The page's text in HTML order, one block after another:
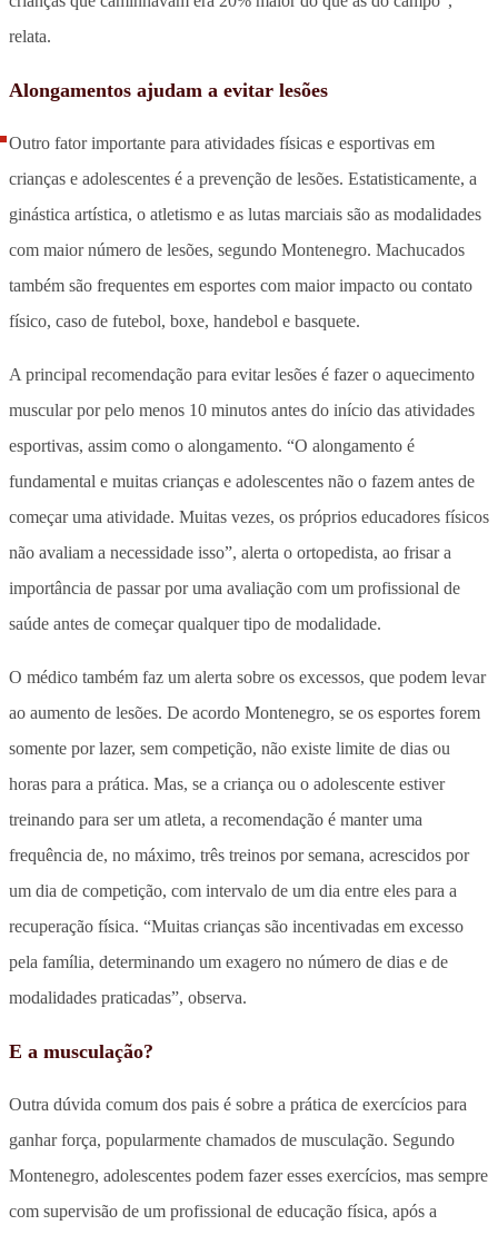
relata.
Alongamentos ajudam a evitar lesões
Outro fator importante para atividades físicas e esportivas em
crianças e adolescentes é a prevenção de lesões. Estatisticamente, a
ginástica artística, o atletismo e as lutas marciais são as modalidades
com maior número de lesões, segundo Montenegro. Machucados
também são frequentes em esportes com maior impacto ou contato
físico, caso de futebol, boxe, handebol e basquete.
A principal recomendação para evitar lesões é fazer o aquecimento
muscular por pelo menos 10 minutos antes do início das atividades
esportivas, assim como o alongamento. “O alongamento é
fundamental e muitas crianças e adolescentes não o fazem antes de
começar uma atividade. Muitas vezes, os próprios educadores físicos
não avaliam a necessidade isso”, alerta o ortopedista, ao frisar a
importância de passar por uma avaliação com um profissional de
saúde antes de começar qualquer tipo de modalidade.
O médico também faz um alerta sobre os excessos, que podem levar
ao aumento de lesões. De acordo Montenegro, se os esportes forem
somente por lazer, sem competição, não existe limite de dias ou
horas para a prática. Mas, se a criança ou o adolescente estiver
treinando para ser um atleta, a recomendação é manter uma
frequência de, no máximo, três treinos por semana, acrescidos por
um dia de competição, com intervalo de um dia entre eles para a
recuperação física. “Muitas crianças são incentivadas em excesso
pela família, determinando um exagero no número de dias e de
modalidades praticadas”, observa.
E a musculação?
Outra dúvida comum dos pais é sobre a prática de exercícios para
ganhar força, popularmente chamados de musculação. Segundo
Montenegro, adolescentes podem fazer esses exercícios, mas sempre
com supervisão de um profissional de educação física, após a